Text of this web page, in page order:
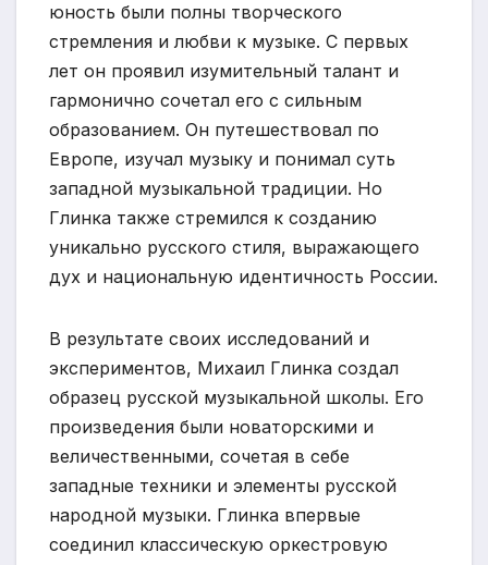
юность были полны творческого
стремления и любви к музыке. С первых
лет он проявил изумительный талант и
гармонично сочетал его с сильным
образованием. Он путешествовал по
Европе, изучал музыку и понимал суть
западной музыкальной традиции. Но
Глинка также стремился к созданию
уникально русского стиля, выражающего
дух и национальную идентичность России.
В результате своих исследований и
экспериментов, Михаил Глинка создал
образец русской музыкальной школы. Его
произведения были новаторскими и
величественными, сочетая в себе
западные техники и элементы русской
народной музыки. Глинка впервые
соединил классическую оркестровую